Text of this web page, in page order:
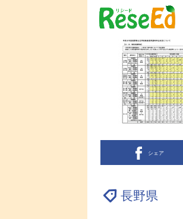
シェア
長野県